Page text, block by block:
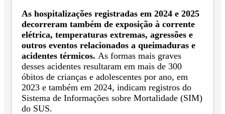
As hospitalizações registradas em 2024 e 2025
decorreram também de exposição à corrente
elétrica, temperaturas extremas, agressões e
outros eventos relacionados a queimaduras e
acidentes térmicos. As formas mais graves
desses acidentes resultaram em mais de 300
óbitos de crianças e adolescentes por ano, em
2023 e também em 2024, indicam registros do
Sistema de Informações sobre Mortalidade (SIM)
do SUS.